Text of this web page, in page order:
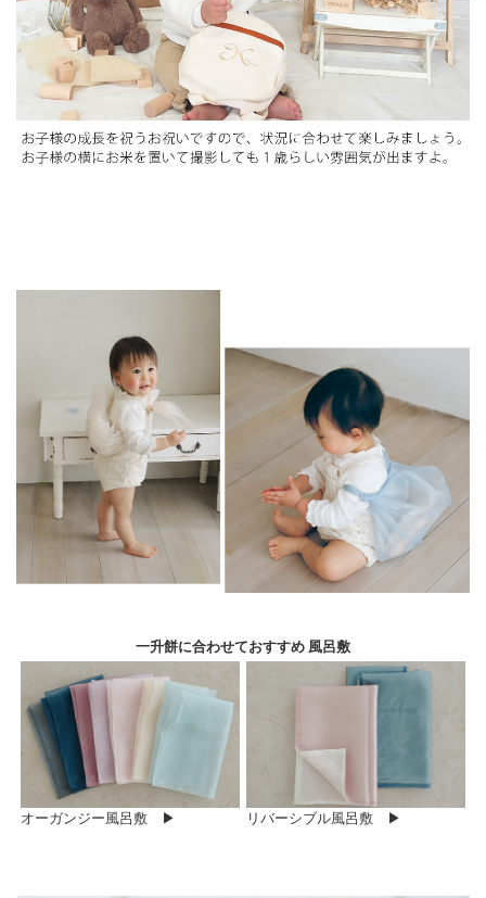
一升餅に合わせておすすめ 風呂敷
オーガンジー風呂敷 ▶ リバーシブル風呂敷 ▶